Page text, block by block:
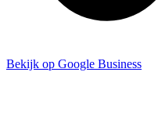
Bekijk op Google Business